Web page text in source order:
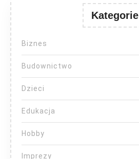
Kategorie
Biznes
Budownictwo
Dzieci
Edukacja
Hobby
Imprezy